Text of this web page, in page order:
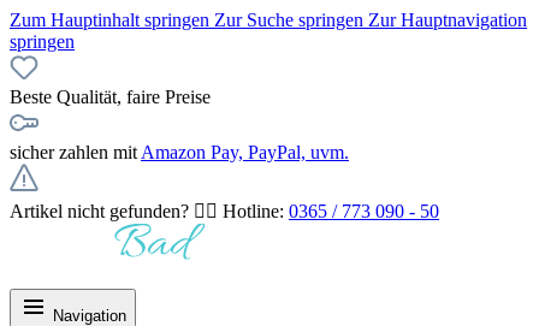
Zum Hauptinhalt springen Zur Suche springen Zur Hauptnavigation
springen
Beste Qualität, faire Preise
sicher zahlen mit Amazon Pay, PayPal, uvm.
Artikel nicht gefunden? 👉🏻 Hotline: 0365 / 773 090 - 50
Navigation